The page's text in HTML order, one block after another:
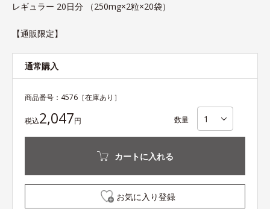
レギュラー 20日分 （250mg×2粒×20袋）
【通販限定】
通常購入
商品番号： 4576 ［在庫あり］
税込2,047円 数量
カートに入れる
お気に入り登録